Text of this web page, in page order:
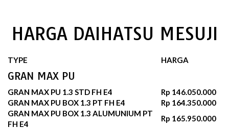
HARGA DAIHATSU MESUJI
TYPE HARGA
GRAN MAX PU
GRAN MAX PU 1.3 STD FH E4
Rp 146.050.000
GRAN MAX PU BOX 1.3 PT FH E4
Rp 164.350.000
GRAN MAX PU BOX 1.3 ALUMUNIUM PT
FH E4
Rp 165.950.000